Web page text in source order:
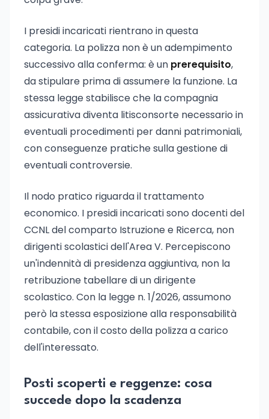
I presidi incaricati rientrano in questa
categoria. La polizza non è un adempimento
successivo alla conferma: è un prerequisito,
da stipulare prima di assumere la funzione. La
stessa legge stabilisce che la compagnia
assicurativa diventa litisconsorte necessario in
eventuali procedimenti per danni patrimoniali,
con conseguenze pratiche sulla gestione di
eventuali controversie.
Il nodo pratico riguarda il trattamento
economico. I presidi incaricati sono docenti del
CCNL del comparto Istruzione e Ricerca, non
dirigenti scolastici dell'Area V. Percepiscono
un'indennità di presidenza aggiuntiva, non la
retribuzione tabellare di un dirigente
scolastico. Con la legge n. 1/2026, assumono
però la stessa esposizione alla responsabilità
contabile, con il costo della polizza a carico
dell'interessato.
Posti scoperti e reggenze: cosa
succede dopo la scadenza